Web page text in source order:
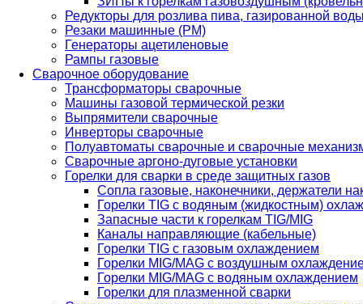
Редукторы для розлива пива, газированной
Резаки машинные (РМ)
Генераторы ацетиленовые
Рампы газовые
Сварочное оборудование
Трансформаторы сварочные
Машины газовой термической резки
Выпрямители сварочные
Инверторы сварочные
Полуавтоматы сварочные и сварочные
Сварочные аргоно-дуговые установки
Горелки для сварки в среде защитных газов
Сопла газовые, наконечники, держатели
Горелки TIG с водяным (жидкостным)
Запасные части к горелкам TIG/MIG
Каналы направляющие (кабельные)
Горелки TIG с газовым охлаждением
Горелки MIG/MAG с воздушным
Горелки MIG/MAG с водяным охлаждением
Горелки для плазменной сварки